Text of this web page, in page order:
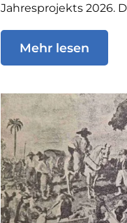
Jahresprojekts 2026.
Mehr lesen